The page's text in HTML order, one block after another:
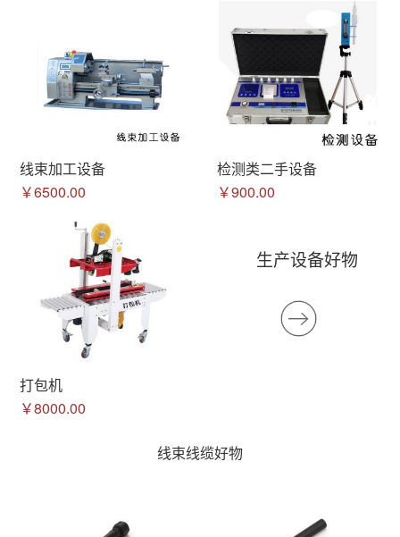
线束加工设备
￥6500.00
检测类二手设备
￥900.00
打包机
￥8000.00
生产设备好物
线束线缆好物